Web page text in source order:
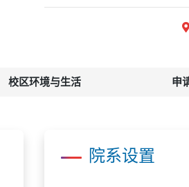
校区环境与生活 申
院系设置